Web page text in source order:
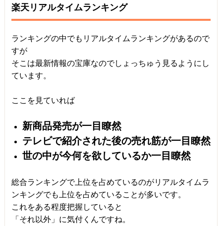
楽天リアルタイムランキング
ランキングの中でもリアルタイムランキングがあるので
すが
そこは最新情報の宝庫なのでしょっちゅう見るようにし
ています。
ここを見ていれば
新商品発売が一目瞭然
テレビで紹介された後の売れ筋が一目瞭然
世の中が今何を欲しているか一目瞭然
総合ランキングで上位を占めているのがリアルタイムラ
ンキングでも上位を占めていることが多いです。
これをある程度把握していると
「それ以外」に気付くんですね。